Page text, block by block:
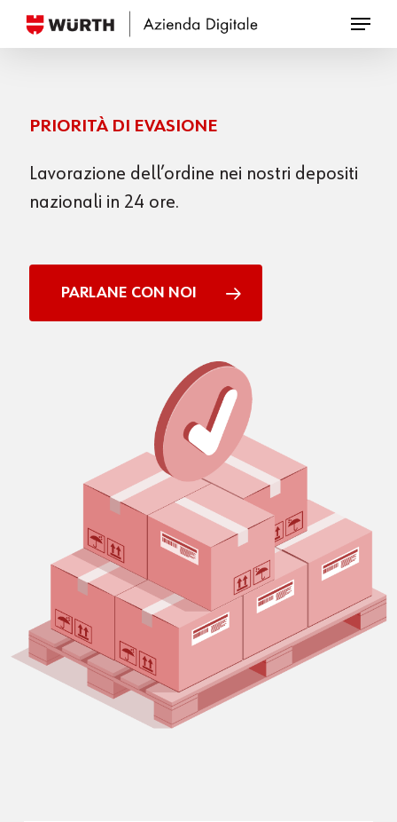
PRIORITÀ DI EVASIONE
Lavorazione dell’ordine nei nostri depositi
nazionali in 24 ore.
PARLANE CON NOI